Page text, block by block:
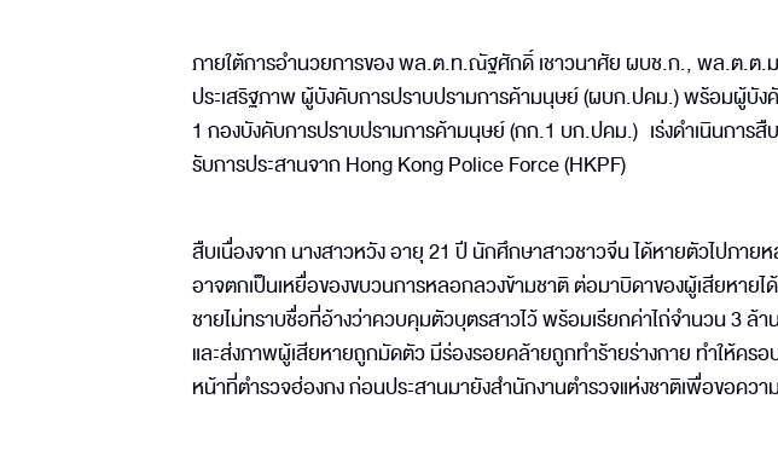
ภายใต้การอำนวยการของ พล.ต.ท.ณัฐศักดิ์ เชาวนาศัย ผบช.ก., พล.ต.ต
ประเสริฐภาพ ผู้บังคับการปราบปรามการค้ามนุษย์ (ผบก.ปคม.) พร้อมผู้บัง
1 กองบังคับการปราบปรามการค้ามนุษย์ (กก.1 บก.ปคม.) เร่งดำเนินการ
รับการประสานจาก Hong Kong Police Force (HKPF)
สืบเนื่องจาก นางสาวหวัง อายุ 21 ปี นักศึกษาสาวชาวจีน ได้หายตัวไปภายห
อาจตกเป็นเหยื่อของขบวนการหลอกลวงข้ามชาติ ต่อมาบิดาของผู้เสียหา
ชายไม่ทราบชื่อที่อ้างว่าควบคุมตัวบุตรสาวไว้ พร้อมเรียกค่าไถ่จำนวน 3
และส่งภาพผู้เสียหายถูกมัดตัว มีร่องรอยคล้ายถูกทำร้ายร่างกาย ทำให้ครอ
หน้าที่ตำรวจฮ่องกง ก่อนประสานมายังสำนักงานตำรวจแห่งชาติเพื่อขอควา